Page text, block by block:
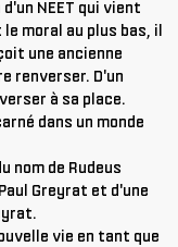
NEET qui vient
moral au plus bas, il
une ancienne
renverser. D'un
à sa place.
dans un monde
nom de Rudeus
Greyrat et d'une
vie en tant que